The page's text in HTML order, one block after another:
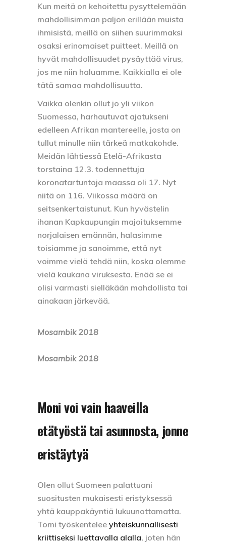
Kun meitä on kehoitettu pysyttelemään
mahdollisimman paljon erillään muista
ihmisistä, meillä on siihen suurimmaksi
osaksi erinomaiset puitteet. Meillä on
hyvät mahdollisuudet pysäyttää virus,
jos me niin haluamme. Kaikkialla ei ole
tätä samaa mahdollisuutta.
Vaikka olenkin ollut jo yli viikon
Suomessa, harhautuvat ajatukseni
edelleen Afrikan mantereelle, josta on
tullut minulle niin tärkeä matkakohde.
Meidän lähtiessä Etelä-Afrikasta
torstaina 12.3. todennettuja
koronatartuntoja maassa oli 17. Nyt
niitä on 116. Viikossa määrä on
seitsenkertaistunut. Kun hyvästelin
ihanan Kapkaupungin majoituksemme
norjalaisen emännän, halasimme
toisiamme ja sanoimme, että nyt
voimme vielä tehdä niin, koska olemme
vielä kaukana viruksesta. Enää se ei
olisi varmasti sielläkään mahdollista tai
ainakaan järkevää.
Mosambik 2018
Mosambik 2018
Moni voi vain haaveilla
etätyöstä tai asunnosta, jonne
eristäytyä
Olen ollut Suomeen palattuani
suositusten mukaisesti eristyksessä
yhtä kauppakäyntiä lukuunottamatta.
Tomi työskentelee yhteiskunnallisesti
kriittiseksi luettavalla alalla, joten hän